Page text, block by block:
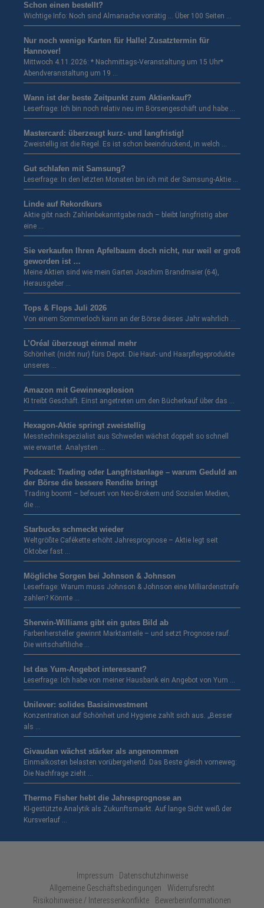
Schon einen bestellt?
Wichtige Info: Noch sind Almanache vorrätig … Über 100 Seiten …
Nur noch wenige Karten für Halle! Zusatztermin für
Hannover!
Mittwoch 4.11.2026: * Nachmittags-Veranstaltung um 15 Uhr*
Abendveranstaltung um 19 …
Wann ist der beste Zeitpunkt zum Aktienkauf?
Leserfrage: Ich bin noch relativ neu im Börsengeschäft und habe …
Mastercard: überzeugt kurz- und langfristig!
Zweistellig ist die Regel. Es ist schon beeindruckend, in welch …
Gut schlafen mit Samsung?
Leserfrage: In den letzten Monaten bin ich mit der Samsung-Aktie …
Linde auf Rekordkurs
Aktie gibt nach Zahlenbekanntgabe nach – bleibt langfristig aber
eine …
Sie verkaufen Ihren Apfelbaum doch nicht, nur weil er groß
geworden ist …
Meine Aktien sind wie mein Garten Joachim Brandmaier (64),
Herausgeber …
Tops & Flops Juli 2026
Von einem Sommerloch kann an der Börse dieses Jahr wahrlich …
L’Oréal überzeugt einmal mehr
Schönheit (nicht nur) fürs Depot. Die Haut- und Haarpflegeprodukte
unseres …
Amazon mit Gewinnexplosion
KI treibt Geschäft. Einst angetreten um den Bücherkauf über das …
Hexagon-Aktie springt zweistellig
Messtechnikspezialist aus Schweden wächst doppelt so schnell
wie erwartet. Analysten …
Podcast: Trading oder Langfristanlage – warum Geduld an
der Börse die bessere Rendite bringt
Trading boomt – befeuert von Neo-Brokern und Sozialen Medien,
die …
Starbucks schmeckt wieder
Weltgrößte Cafékette erhöht Jahresprognose – Aktie legt seit
Oktober fast …
Mögliche Sorgen bei Johnson & Johnson
Leserfrage: Warum muss Johnson & Johnson eine Milliardenstrafe
zahlen? Könnte …
Sherwin-Williams gibt ein gutes Bild ab
Farbenhersteller gewinnt Marktanteile – und setzt Prognose rauf.
Die wirtschaftliche …
Ist das Yum-Angebot interessant?
Leserfrage: Ich habe von meiner Hausbank ein Angebot von Yum …
Unilever: solides Basisinvestment
Konzentration auf Schönheit und Hygiene zahlt sich aus. „Besser
als …
Givaudan wächst stärker als angenommen
Einmalkosten belasten vorübergehend. Das Beste gleich vorneweg:
Die Nachfrage zieht …
Thermo Fisher hebt die Jahresprognose an
KI-gestützte Analytik als Zukunftsmarkt. Auf lange Sicht weiß der
Kursverlauf …
Impressum · Datenschutzhinweise
Allgemeine Geschäftsbedingungen
Widerrufsrecht
Risikohinweise / Interessenkonflikte
Bewerberinformationen